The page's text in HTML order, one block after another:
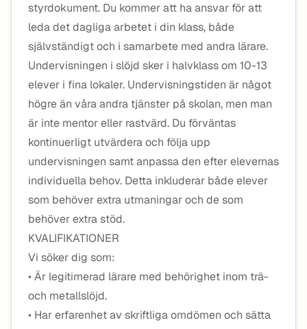
styrdokument. Du kommer att ha ansvar för att
leda det dagliga arbetet i din klass, både
självständigt och i samarbete med andra lärare.
Undervisningen i slöjd sker i halvklass om 10-13
elever i fina lokaler. Undervisningstiden är något
högre än våra andra tjänster på skolan, men man
är inte mentor eller rastvärd. Du förväntas
kontinuerligt utvärdera och följa upp
undervisningen samt anpassa den efter elevernas
individuella behov. Detta inkluderar både elever
som behöver extra utmaningar och de som
behöver extra stöd.
KVALIFIKATIONER
Vi söker dig som:
• Är legitimerad lärare med behörighet inom trä-
och metallslöjd.
• Har erfarenhet av skriftliga omdömen och sätta